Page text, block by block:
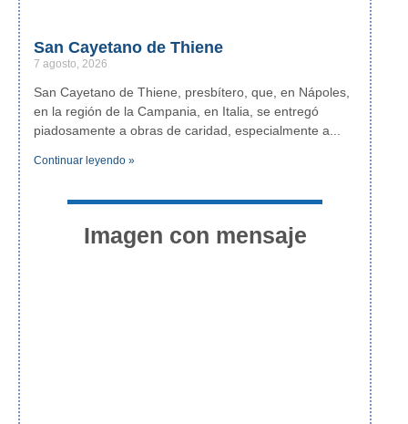
San Cayetano de Thiene
7 agosto, 2026
San Cayetano de Thiene, presbítero, que, en Nápoles,
en la región de la Campania, en Italia, se entregó
piadosamente a obras de caridad, especialmente a
Continuar leyendo »
Imagen con mensaje